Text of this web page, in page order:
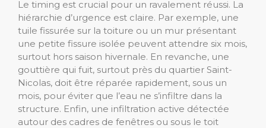
Le timing est crucial pour un ravalement réussi. La
hiérarchie d’urgence est claire. Par exemple, une
tuile fissurée sur la toiture ou un mur présentant
une petite fissure isolée peuvent attendre six mois,
surtout hors saison hivernale. En revanche, une
gouttière qui fuit, surtout près du quartier Saint-
Nicolas, doit être réparée rapidement, sous un
mois, pour éviter que l’eau ne s’infiltre dans la
structure. Enfin, une infiltration active détectée
autour des cadres de fenêtres ou sous le toit